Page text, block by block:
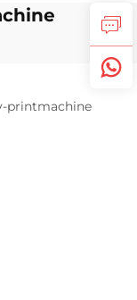
printmachine